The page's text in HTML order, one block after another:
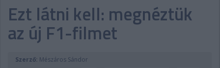
PODCAST
SHOP
TIPPJÁTÉK
DIGITÁLIS MAGAZIN
PONTÁLLÁSOK
Ezt látni kell: megnéztük
az új F1-filmet
Szerző: Mészáros Sándor